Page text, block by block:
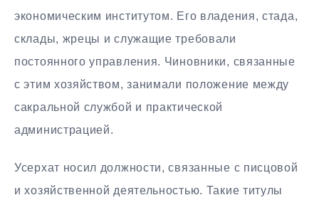
экономическим институтом. Его владения, стада,
склады, жрецы и служащие требовали
постоянного управления. Чиновники, связанные
с этим хозяйством, занимали положение между
сакральной службой и практической
администрацией.
Усерхат носил должности, связанные с писцовой
и хозяйственной деятельностью. Такие титулы